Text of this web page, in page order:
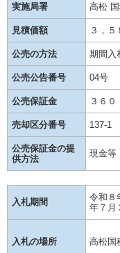
実施局署 高松
見積価額 ３，５
公売の方法 期間入
公売公告番号 04号
公売保証金 ３６０
売却区分番号 137-1
公売保証金の提
供方法
現金等
入札期間
令和
年７月
入札の場所 高松国